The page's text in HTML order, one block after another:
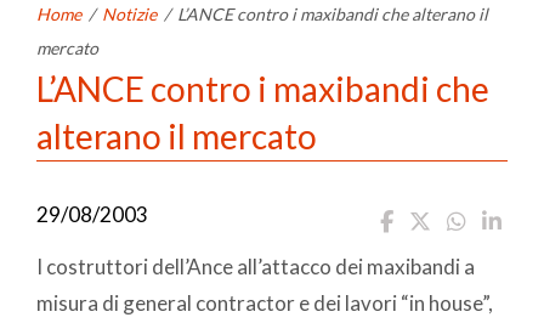
Home / Notizie / L’ANCE contro i maxibandi che alterano il
mercato
L’ANCE contro i maxibandi che
alterano il mercato
29/08/2003
I costruttori dell’Ance all’attacco dei maxibandi a
misura di general contractor e dei lavori “in house”,